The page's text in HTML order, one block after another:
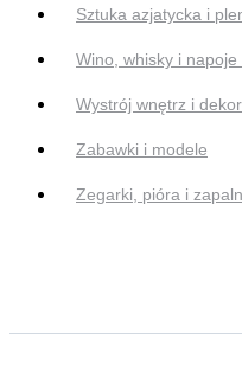
Sztuka azjatycka i
Wino, whisky i napoje
Wystrój wnętrz i
Zabawki i modele
Zegarki, pióra i